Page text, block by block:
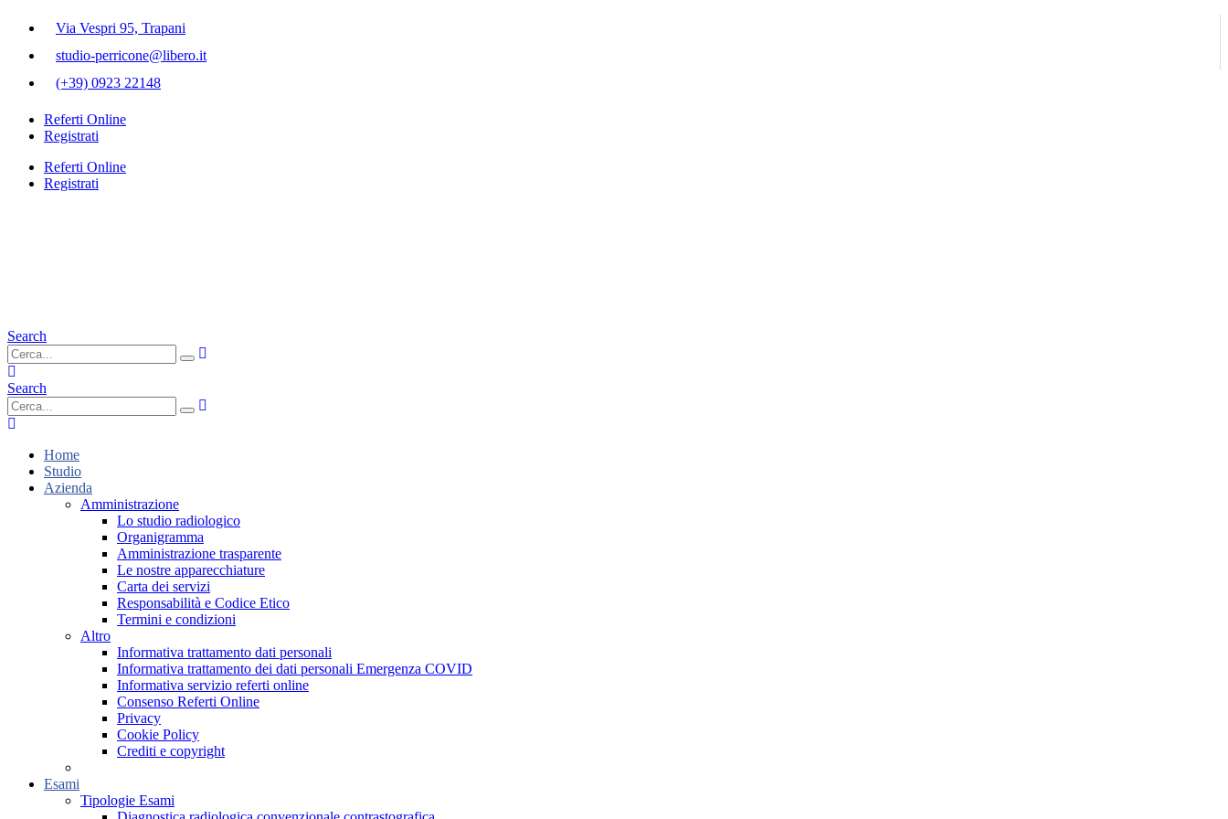
Via Vespri 95, Trapani
studio-perricone@libero.it
(+39) 0923 22148
Referti Online
Registrati
Referti Online
Registrati
Search
Search
Home
Studio
Azienda
Amministrazione
Lo studio radiologico
Organigramma
Amministrazione trasparente
Le nostre apparecchiature
Carta dei servizi
Responsabilità e Codice Etico
Termini e condizioni
Altro
Informativa trattamento dati personali
Informativa trattamento dei dati personali Emergenza COVID
Informativa servizio referti online
Consenso Referti Online
Privacy
Cookie Policy
Crediti e copyright
Esami
Tipologie Esami